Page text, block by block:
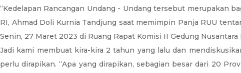
“Kedelapan Rancangan Undang - Undang tersebut merupakan
RI, Ahmad Doli Kurnia Tandjung saat memimpin Panja RUU
Senin, 27 Maret 2023 di Ruang Rapat Komisi II Gedung Nusantara
Jadi kami membuat kira-kira 2 tahun yang lalu dan
perlu dirapikan. “Apa yang dirapikan, sebagian besar dari 20